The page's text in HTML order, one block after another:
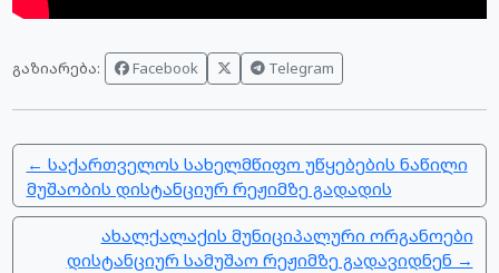
გაზიარება: Facebook Telegram
← საქართველოს სახელმწიფო უწყებების ნაწილი
მუშაობის დისტანციურ რეჟიმზე გადადის
ახალქალაქის მუნიციპალური ორგანოები
დისტანციურ სამუშაო რეჟიმზე გადავიდნენ →